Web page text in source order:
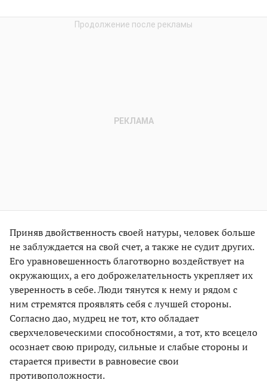
Приняв двойственность своей натуры, человек больше
не заблуждается на свой счет, а также не судит других.
Его уравновешенность благотворно воздействует на
окружающих, а его доброжелательность укрепляет их
уверенность в себе. Люди тянутся к нему и рядом с
ним стремятся проявлять себя с лучшей стороны.
Согласно дао, мудрец не тот, кто обладает
сверхчеловеческими способностями, а тот, кто всецело
осознает свою природу, сильные и слабые стороны и
старается привести в равновесие свои
противоположности.